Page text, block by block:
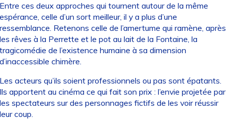
ces deux approches qui tournent autour de la même
celle d’un sort meilleur, il y a plus d’une
Retenons celle de l’amertume qui ramène, après
rêves à la Perrette et le pot au lait de la Fontaine, la
de l’existence humaine à sa dimension
chimère.
acteurs qu’ils soient professionnels ou pas sont épatants.
apportent au cinéma ce qui fait son prix : l’envie projetée par
spectateurs sur des personnages fictifs de les voir réussir
coup.